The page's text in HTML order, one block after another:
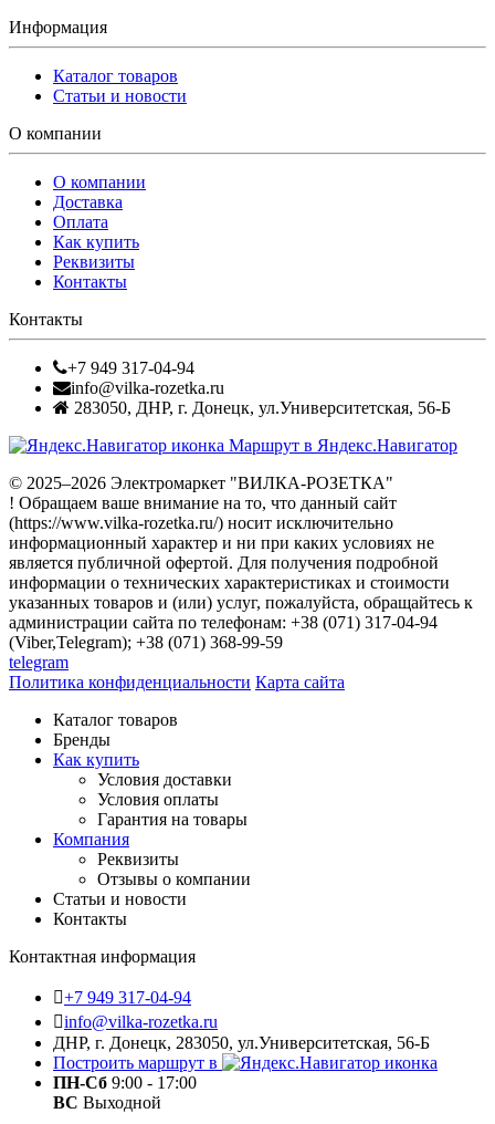
Информация
Каталог товаров
Статьи и новости
О компании
О компании
Доставка
Оплата
Как купить
Реквизиты
Контакты
Контакты
+7 949 317-04-94
info@vilka-rozetka.ru
283050, ДНР, г. Донецк, ул.Университетская, 56-Б
Маршрут в Яндекс.Навигатор
© 2025–2026 Электромаркет "ВИЛКА-РОЗЕТКА"
! Обращаем ваше внимание на то, что данный сайт
(https://www.vilka-rozetka.ru/) носит исключительно
информационный характер и ни при каких условиях не
является публичной офертой. Для получения подробной
информации о технических характеристиках и стоимости
указанных товаров и (или) услуг, пожалуйста, обращайтесь к
администрации сайта по телефонам: +38 (071) 317-04-94
(Viber,Telegram); +38 (071) 368-99-59
telegram
Политика конфиденциальности Карта сайта
Каталог товаров
Бренды
Как купить
Условия доставки
Условия оплаты
Гарантия на товары
Компания
Реквизиты
Отзывы о компании
Статьи и новости
Контакты
Контактная информация
+7 949 317-04-94
info@vilka-rozetka.ru
ДНР, г. Донецк, 283050, ул.Университетская, 56-Б
Построить маршрут в
ПН-Сб 9:00 - 17:00
ВС Выходной